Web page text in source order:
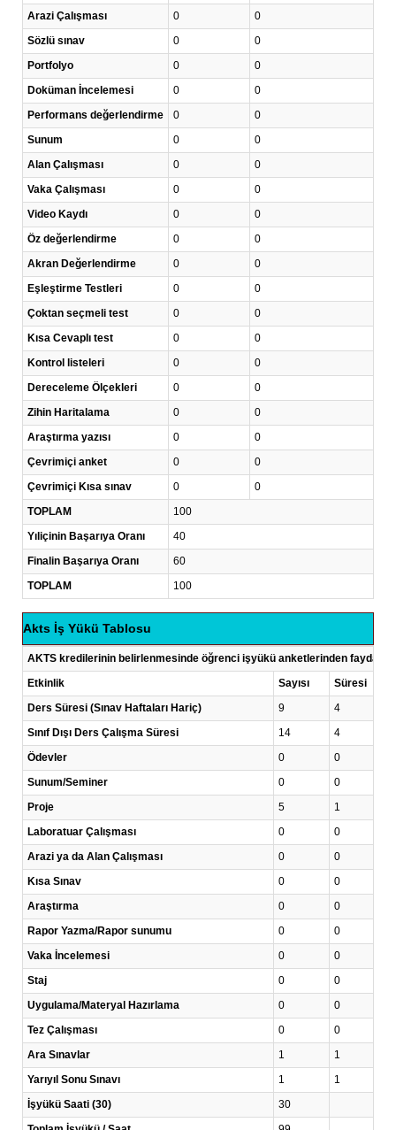
Arazi Çalışması
0
0
Sözlü sınav
0
0
Portfolyo
0
0
Doküman İncelemesi
0
0
Performans değerlendirme
0
0
Sunum
0
0
Alan Çalışması
0
0
Vaka Çalışması
0
0
Video Kaydı
0
0
Öz değerlendirme
0
0
Akran Değerlendirme
0
0
Eşleştirme Testleri
0
0
Çoktan seçmeli test
0
0
Kısa Cevaplı test
0
0
Kontrol listeleri
0
0
Dereceleme Ölçekleri
0
0
Zihin Haritalama
0
0
Araştırma yazısı
0
0
Çevrimiçi anket
0
0
Çevrimiçi Kısa sınav
0
0
TOPLAM
100
Yıliçinin Başarıya Oranı
40
Finalin Başarıya Oranı
60
TOPLAM
100
Akts İş Yükü Tablosu
AKTS kredilerinin belirlenmesinde öğrenci işyükü anketlerinden
Etkinlik
Sayısı Süresi
Ders Süresi (Sınav Haftaları Hariç)
9 4
Sınıf Dışı Ders Çalışma Süresi
14 4
Ödevler
0 0
Sunum/Seminer
0 0
Proje
5 1
Laboratuar Çalışması
0 0
Arazi ya da Alan Çalışması
0 0
Kısa Sınav
0 0
Araştırma
0 0
Rapor Yazma/Rapor sunumu
0 0
Vaka İncelemesi
0 0
Staj
0 0
Uygulama/Materyal Hazırlama
0 0
Tez Çalışması
0 0
Ara Sınavlar
1 1
Yarıyıl Sonu Sınavı
1 1
İşyükü Saati (30)
30